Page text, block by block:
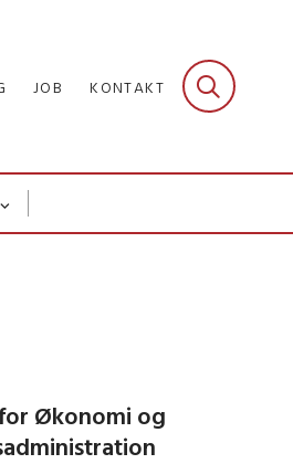
JOB KONTAKT
Økonomi og